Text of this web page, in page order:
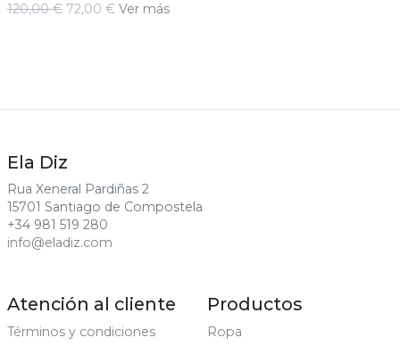
120,00 € 72,00 € Ver más
Ela Diz
Rua Xeneral Pardiñas 2
15701 Santiago de Compostela
+34 981 519 280
info@eladiz.com
Atención al cliente
Términos y condiciones
Productos
Ropa